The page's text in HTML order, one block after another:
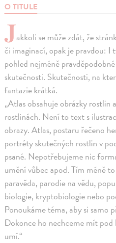
O TITULE
Jakkoli se může zdát, že
či imaginací, opak je pravdou: I
pohled nejméně
skutečnosti. Skutečnosti, na
fantazie krátká.
„Atlas obsahuje obrázky rostlin
rostlinách. Není to text s
obrazy. Atlas, postaru řečeno
portréty skutečných rostlin v
psané. Nepotřebujeme nic
umění vůbec apod. Tím méně
paravěda, parodie na vědu,
biologie, kryptobiologie nebo
Ponoukáme téma, aby si samo
Dokonce ho nechceme mít
umí.“